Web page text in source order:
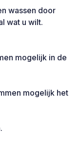
wassen door
wat u wilt.
mogelijk in de
mogelijk het